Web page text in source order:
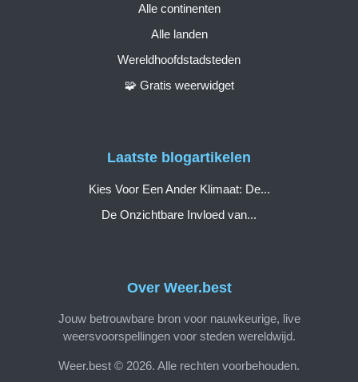
Over Weer.best
Jouw betrouwbare bron voor nauwkeurige, live
weersvoorspellingen voor steden wereldwijd.
Weer.best © 2026. Alle rechten voorbehouden.
Alle continenten
Alle landen
Wereldhoofdstadsteden
🧩 Gratis weerwidget
Laatste blogartikelen
Kies Voor Een Ander Klimaat: De...
De Onzichtbare Invloed van...